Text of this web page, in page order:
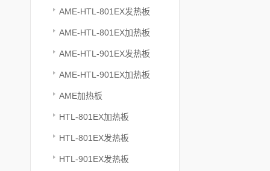
AME-HTL-801EX发热板
AME-HTL-801EX加热板
AME-HTL-901EX发热板
AME-HTL-901EX加热板
AME加热板
HTL-801EX加热板
HTL-801EX发热板
HTL-901EX发热板